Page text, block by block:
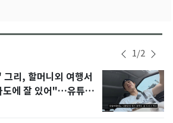
1/2
리, 할머니외 여행서
도에 잘 있어"…유튜브